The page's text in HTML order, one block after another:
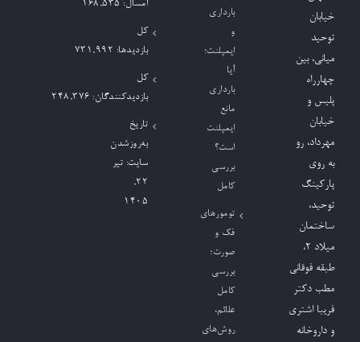
خیابان
توحید
میانی، بین
چهارراه
پلیس و
خیابان
مهرداد، رو
به روی
پارکینگ
توحید،
ساختمان
میلاد ٢،
طبقه فوقانی
مطب دکتر
فریبا اشتری
و داروخانه
بارداری
و
ایمپلنت؛
آیا
بارداری
مانع
ایمپلنت
است؟
بررسی
کامل
تومورهای
فک و
صورت؛
بررسی
کامل
علائم،
روش‌های
امسال: 168,535
کل
بازدیدها: 731,992
کل
بازدیدکنند‌گان: 248,376
تاریخ
به‌روزشدن
سایت: تیر
۲۲,
۱۴۰۵